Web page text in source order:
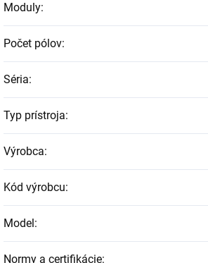
Moduly:
Počet pólov:
Séria:
Typ prístroja:
Výrobca:
Kód výrobcu:
Model:
Normy a certifikácie: